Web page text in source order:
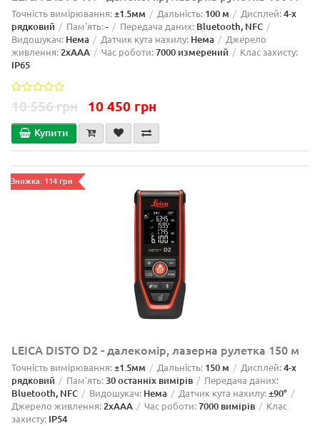
Точність вимірювання:±1.5мм Дальність: 100 м Дисплей:4-х
рядковий
Пам'ять:- Передача даних: Bluetooth, NFC
Видошукач: Нема Датчик кута нахилу: Нема
Джерело
живлення:2xAAA Час роботи:7000 измерений Клас захисту:
IP65
10 556 грн 10 450 грн
Купити
Знижка: 114 грн
LEICA DISTO D2 - далекомір, лазерна рулетка 150 м
Точність вимірювання:±1.5мм Дальність: 150 м Дисплей:4-х
рядковий
Пам'ять:30 останніх вимірів Передача даних:
Bluetooth, NFC Видошукач: Нема Датчик кута нахилу:±90°
Джерело живлення:2xAAA Час роботи:7000 вимірів
Клас
захисту: IP54